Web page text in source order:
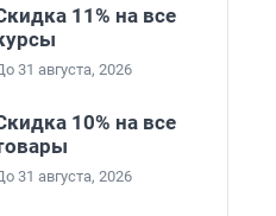
11% на все
31 августа, 2026
10% на все
31 августа, 2026